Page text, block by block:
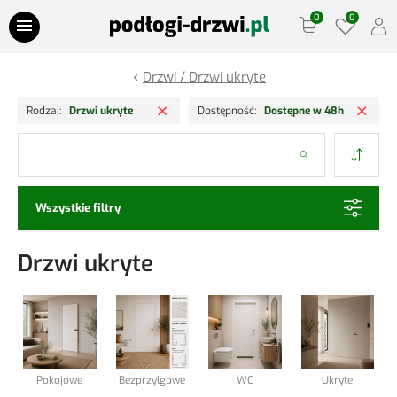
Przejdź do treści
Podłogi drewniane
Lamele Ściany
Listwy podłogowe
Drzwi / Drzwi ukryte
Rodzaj Drzwi ukryte Usuń filtr
Dostępność Dostępne w 48h
Wszystkie filtry
Drzwi ukryte
Pokojowe Bezprzylgowe WC Ukryte